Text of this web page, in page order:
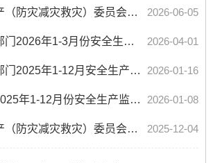
六安市安全生产（防灾减灾救灾）委员会办公室 六安市应急管理局关于印发《2026年六安市“安全... 2026-06-05
关于应急管理部门2026年1-3月份安全生产执法工作开展情况的通报 2026-04-01
关于应急管理部门2025年1-12月安全生产执法工作开展情况的通报 2026-01-16
市应急管理局2025年1-12月份安全生产监督检查计划完成情况的通报 2026-01-08
六安市安全生产（防灾减灾救灾）委员会办公室关于公布六安市气象灾害防御重点单位的通知 2025-12-04